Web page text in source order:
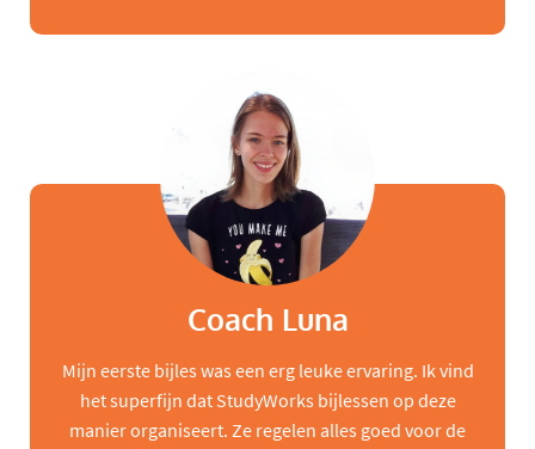
Coach Luna
Mijn eerste bijles was een erg leuke ervaring. Ik vind
het superfijn dat StudyWorks bijlessen op deze
manier organiseert. Ze regelen alles goed voor de